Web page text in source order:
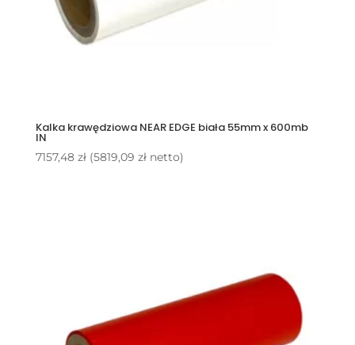
Kalka krawędziowa NEAR EDGE biała 55mm x 600mb
IN
7157,48 zł (5819,09 złnetto)